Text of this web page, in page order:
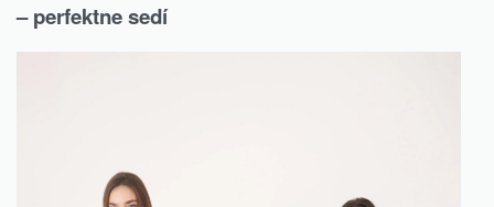
– perfektne sedí